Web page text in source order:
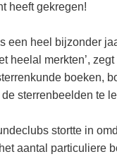
heeft gekregen!
een heel bijzonder
heelal merkten’,
boeken,
sterrenbeelden te
stortte in
aantal particuliere